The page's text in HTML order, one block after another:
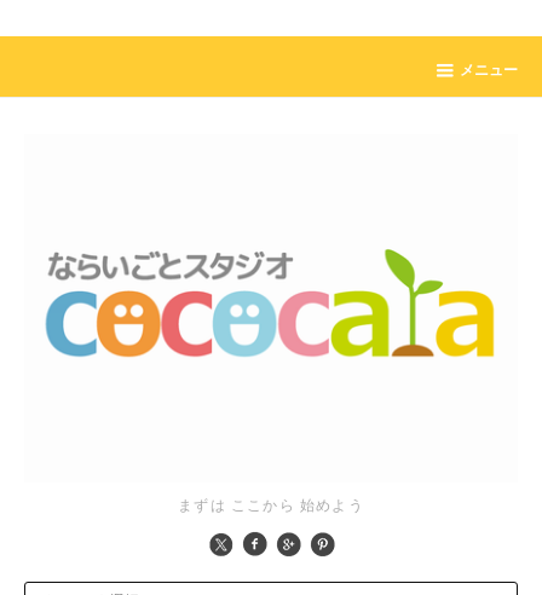
メニュー
まずは ここから 始めよう